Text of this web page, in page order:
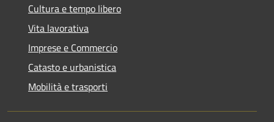
Cultura e tempo libero
Vita lavorativa
Imprese e Commercio
Catasto e urbanistica
Mobilità e trasporti